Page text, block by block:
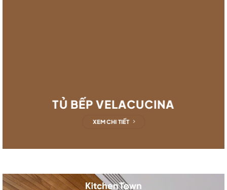
TỦ BẾP VELACUCINA
XEM CHI TIẾT